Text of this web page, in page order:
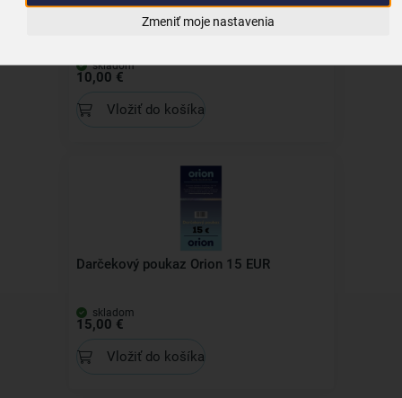
Zmeniť moje nastavenia
Darčekový poukaz Orion 10 EUR
skladom
10,00 €
Vložiť do košíka
Darčekový poukaz Orion 15 EUR
skladom
15,00 €
Vložiť do košíka